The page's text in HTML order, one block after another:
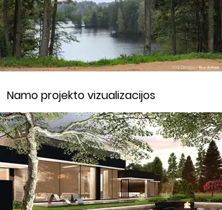
Namo projekto vizualizacijos